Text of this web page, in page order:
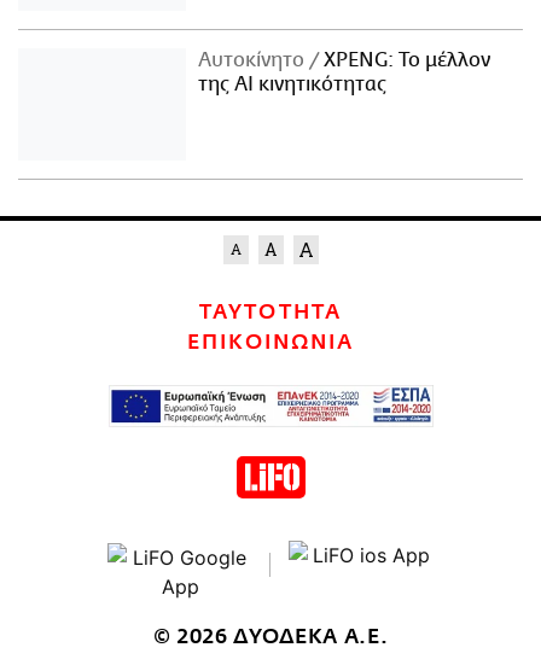
Αυτοκίνητο
XPENG: Το μέλλον
της AI κινητικότητας
ΤΑΥΤΟΤΗΤΑ
ΕΠΙΚΟΙΝΩΝΙΑ
© 2026 ΔΥΟΔΕΚΑ Α.Ε.